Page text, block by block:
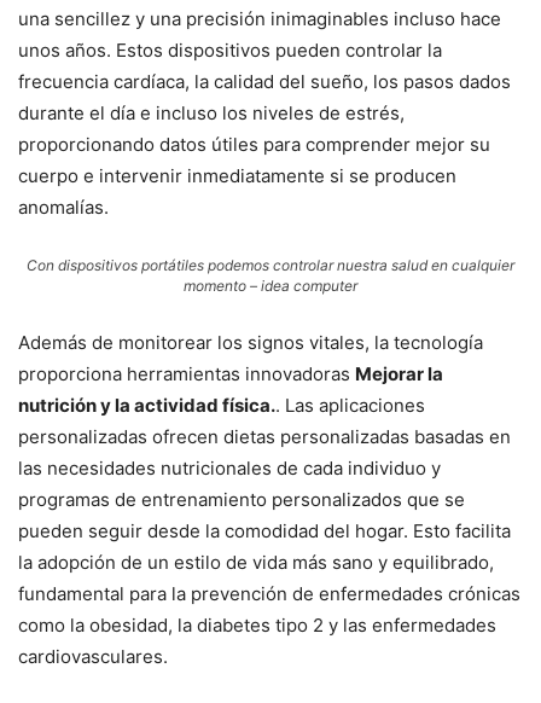
una sencillez y una precisión inimaginables incluso hace
unos años. Estos dispositivos pueden controlar la
frecuencia cardíaca, la calidad del sueño, los pasos dados
durante el día e incluso los niveles de estrés,
proporcionando datos útiles para comprender mejor su
cuerpo e intervenir inmediatamente si se producen
anomalías.
Con dispositivos portátiles podemos controlar nuestra salud en cualquier
momento – idea computer
Además de monitorear los signos vitales, la tecnología
proporciona herramientas innovadoras Mejorar la
nutrición y la actividad física.. Las aplicaciones
personalizadas ofrecen dietas personalizadas basadas en
las necesidades nutricionales de cada individuo y
programas de entrenamiento personalizados que se
pueden seguir desde la comodidad del hogar. Esto facilita
la adopción de un estilo de vida más sano y equilibrado,
fundamental para la prevención de enfermedades crónicas
como la obesidad, la diabetes tipo 2 y las enfermedades
cardiovasculares.